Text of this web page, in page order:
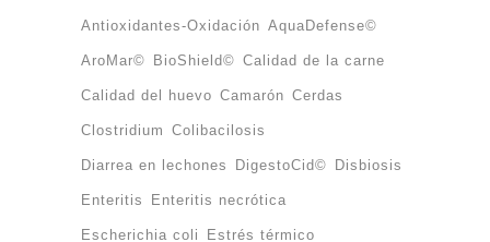
Antioxidantes-Oxidación AquaDefense©
AroMar© BioShield© Calidad de la carne
Calidad del huevo Camarón Cerdas
Clostridium Colibacilosis
Diarrea en lechones DigestoCid© Disbiosis
Enteritis Enteritis necrótica
Escherichia coli Estrés térmico